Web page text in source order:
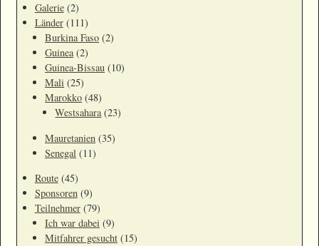
Galerie(2)
Länder(111)
Burkina Faso (2)
Guinea(2)
Guinea-Bissau (10)
Mali (25)
Marokko (48)
Westsahara(23)
Mauretanien (35)
Senegal (11)
Route(45)
Sponsoren(9)
Teilnehmer(79)
Ich war dabei (9)
Mitfahrer gesucht (15)